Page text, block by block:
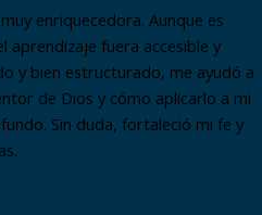
enriquecedora. Aunque es
aprendizaje fuera accesible y
y bien estructurado, me ayudó a
de Dios y cómo aplicarlo a mi
Sin duda, fortaleció mi fe y